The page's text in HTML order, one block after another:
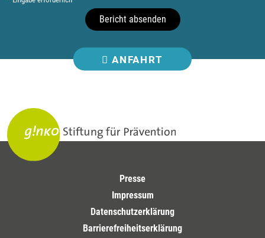
Bericht absenden
ANFAHRT
Presse
Impressum
Datenschutzerklärung
Barrierefreiheitserklärung